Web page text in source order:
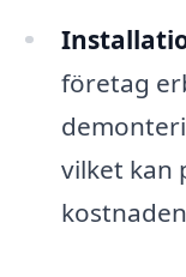
företag
vilket kan